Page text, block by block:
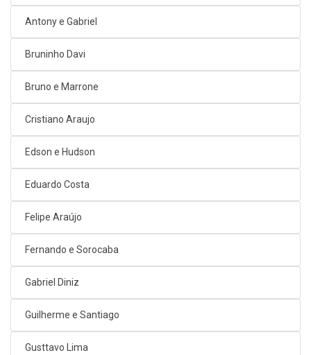
Antony e Gabriel
Bruninho Davi
Bruno e Marrone
Cristiano Araujo
Edson e Hudson
Eduardo Costa
Felipe Araújo
Fernando e Sorocaba
Gabriel Diniz
Guilherme e Santiago
Gusttavo Lima